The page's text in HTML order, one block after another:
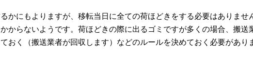
かにもよりますが、移転当日に全ての荷ほどきをする必要はありませ
からないようです。荷ほどきの際に出るゴミですが多くの場合、搬送
おく（搬送業者が回収します）などのルールを決めておく必要があり